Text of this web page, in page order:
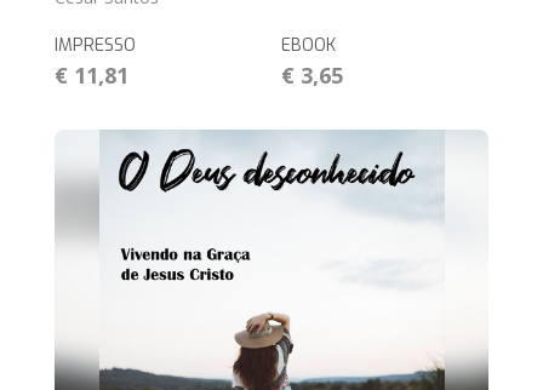
IMPRESSO
€ 11,81
EBOOK
€ 3,65